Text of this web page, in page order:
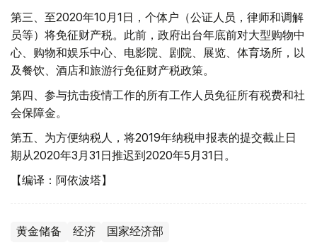
第三、至2020年10月1日，个体户（公证人员，律师和调解
员等）将免征财产税。此前，政府出台年底前对大型购物中
心、购物和娱乐中心、电影院、剧院、展览、体育场所，以
及餐饮、酒店和旅游行免征财产税政策。
第四、参与抗击疫情工作的所有工作人员免征所有税费和社
会保障金。
第五、为方便纳税人，将2019年纳税申报表的提交截止日
期从2020年3月31日推迟到2020年5月31日。
【编译：阿依波塔】
黄金储备 经济 国家经济部